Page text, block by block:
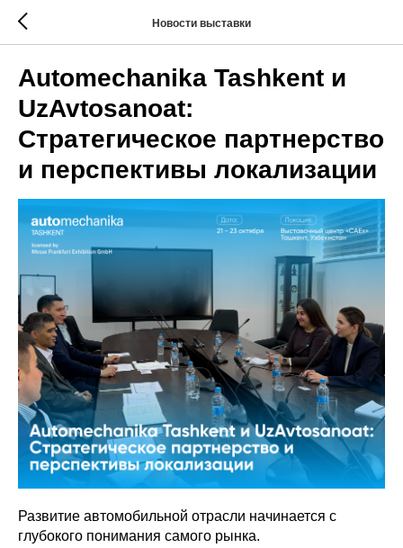
Новости выставки
Automechanika Tashkent и
UzAvtosanoat:
Стратегическое партнерство
и перспективы локализации
Развитие автомобильной отрасли начинается с
глубокого понимания самого рынка.